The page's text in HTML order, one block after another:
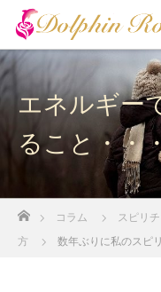
エネルギー
ること・・
コラム スピリ
方
数年ぶりに私のスピ